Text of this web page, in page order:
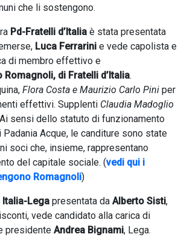
che li sostengono.
Pd-Fratelli d’Italia è stata presentata
Luca Ferrarini e vede capolista e
di membro effettivo e
Romagnoli, di Fratelli d’Italia.
Flora Costa e Maurizio Carlo Pini per
effettivi. Supplenti Claudia Madoglio
sensi dello statuto di funzionamento
Padania Acque, le canditure sono state
soci che, insieme, rappresentano
del capitale sociale. (vedi qui i
Romagnoli)
Italia-Lega presentata da Alberto Sisti,
vede candidato alla carica di
presidente Andrea Bignami, Lega.